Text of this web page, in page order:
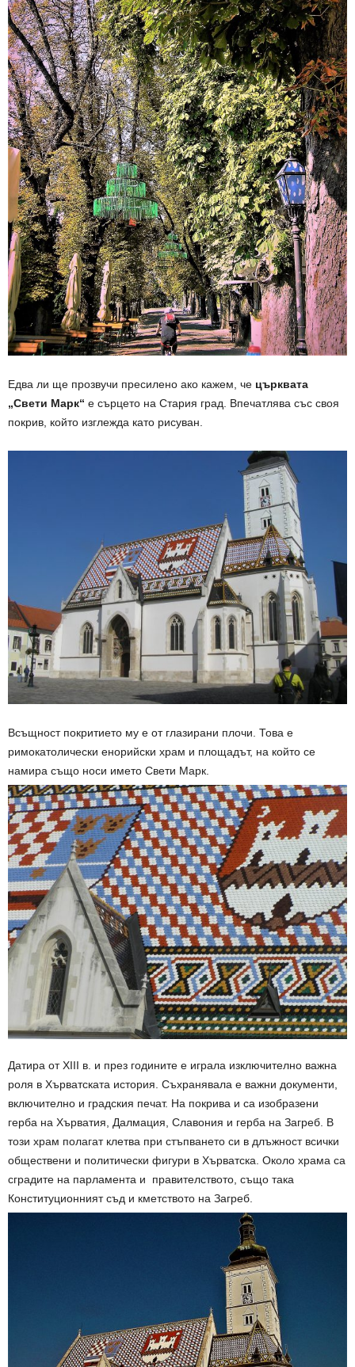
Едва ли ще прозвучи пресилено ако кажем, че църквата
„Свети Марк“ е сърцето на Стария град. Впечатлява със своя
покрив, който изглежда като рисуван.
Всъщност покритието му е от глазирани плочи. Това е
римокатолически енорийски храм и площадът, на който се
намира също носи името Свети Марк.
Датира от XIII в. и през годините е играла изключително важна
роля в Хърватската история. Съхранявала е важни документи,
включително и градския печат. На покрива и са изобразени
герба на Хърватия, Далмация, Славония и герба на Загреб. В
този храм полагат клетва при стъпването си в длъжност всички
обществени и политически фигури в Хърватска. Около храма са
сградите на парламента и правителството, също така
Конституционният съд и кметството на Загреб.